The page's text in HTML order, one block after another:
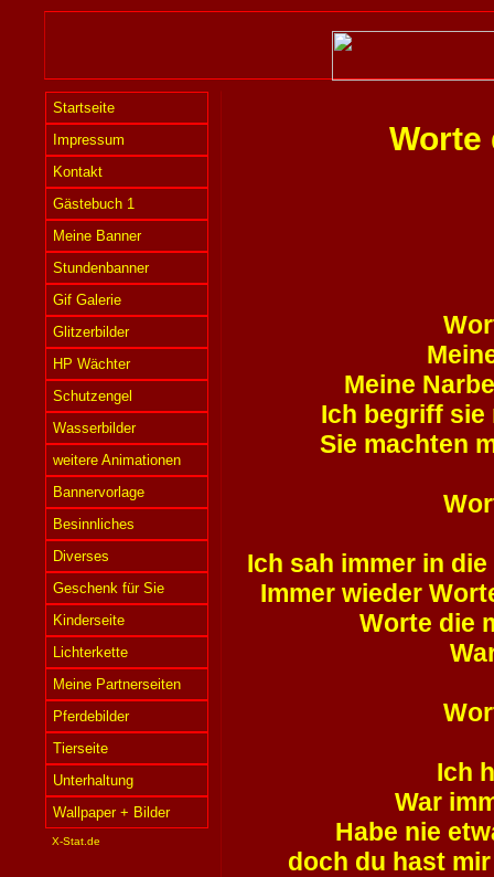
Startseite
Impressum
Kontakt
Gästebuch 1
Meine Banner
Stundenbanner
Gif Galerie
Glitzerbilder
HP Wächter
Schutzengel
Wasserbilder
weitere Animationen
Bannervorlage
Besinnliches
Diverses
Geschenk für Sie
Kinderseite
Lichterkette
Meine Partnerseiten
Pferdebilder
Tierseite
Unterhaltung
Wallpaper + Bilder
X-Stat.de
Worte
Meine
Ich begriff sie
Sie machten
Ich sah immer in
Immer wieder
Worte die
Ich
War
Habe nie
doch du hast